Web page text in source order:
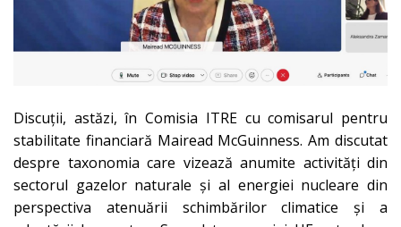
Discuții, astăzi, în Comisia ITRE cu comisarul pentru
stabilitate financiară Mairead McGuinness. Am discutat
despre taxonomia care vizează anumite activități din
sectorul gazelor naturale și al energiei nucleare din
perspectiva atenuării schimbărilor climatice și a